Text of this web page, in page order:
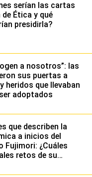
serían las cartas
Ética y qué
presidirla?
a nosotros”: las
sus puertas a
heridos que llevaban
adoptados
que describen la
a inicios del
Fujimori: ¿Cuáles
retos de su